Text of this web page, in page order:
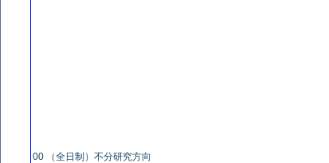
00 （全日制）不分研究方向